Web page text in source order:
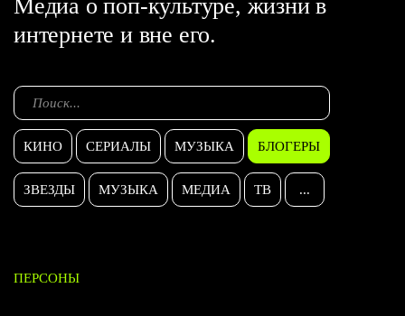
Медиа о поп-культуре, жизни в
интернете и вне его.
КИНО СЕРИАЛЫ МУЗЫКА БЛОГЕРЫ
ЗВЕЗДЫ МУЗЫКА МЕДИА ТВ ...
ПЕРСОНЫ